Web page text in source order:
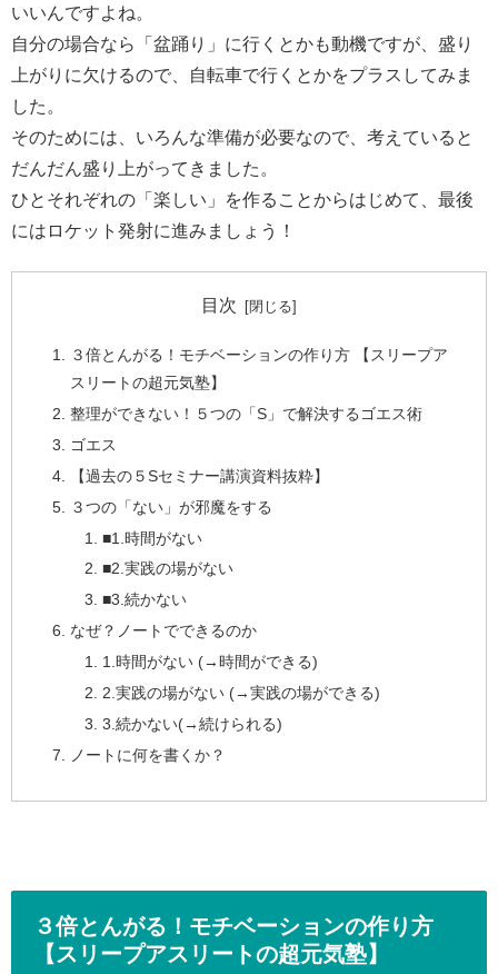
いいんですよね。
自分の場合なら「盆踊り」に行くとかも動機ですが、盛り
上がりに欠けるので、自転車で行くとかをプラスしてみま
した。
そのためには、いろんな準備が必要なので、考えていると
だんだん盛り上がってきました。
ひとそれぞれの「楽しい」を作ることからはじめて、最後
にはロケット発射に進みましょう！
目次
３倍とんがる！モチベーションの作り方 【スリープア
スリートの超元気塾】
整理ができない！５つの「S」で解決するゴエス術
ゴエス
【過去の５Sセミナー講演資料抜粋】
３つの「ない」が邪魔をする
■1.時間がない
■2.実践の場がない
■3.続かない
なぜ？ノートでできるのか
1.時間がない (→時間ができる)
2.実践の場がない (→実践の場ができる)
3.続かない(→続けられる)
ノートに何を書くか？
３倍とんがる！モチベーションの作り方
【スリープアスリートの超元気塾】